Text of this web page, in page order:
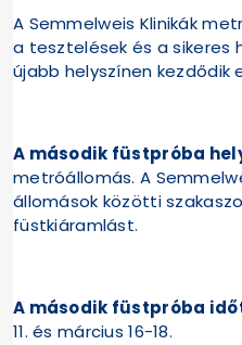
A Semmelweis Klinikák
a tesztelések és a sikeres
újabb helyszínen kezdődik
A második füstpróba
metróállomás. A
állomások közötti
füstkiáramlást.
A második füstpróba
11. és március 16-18.